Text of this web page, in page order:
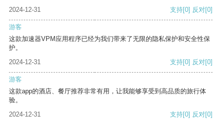
2024-12-31
支持[0] 反对[0]
游客
这款加速器VPM应用程序已经为我们带来了无限的隐私保护和安全性保
护。
2024-12-31
支持[0] 反对[0]
游客
这款app的酒店、餐厅推荐非常有用，让我能够享受到高品质的旅行体
验。
2024-12-31
支持[0] 反对[0]